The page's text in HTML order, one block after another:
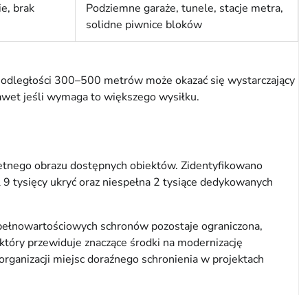
brak
Podziemne garaże, tunele, stacje metra,
solidne piwnice bloków
300–500 metrów może okazać się wystarczający
jeśli wymaga to większego wysiłku.
obrazu dostępnych obiektów. Zidentyfikowano
ukryć oraz niespełna 2 tysiące dedykowanych
schronów pozostaje ograniczona,
przewiduje znaczące środki na modernizację
miejsc doraźnego schronienia w projektach